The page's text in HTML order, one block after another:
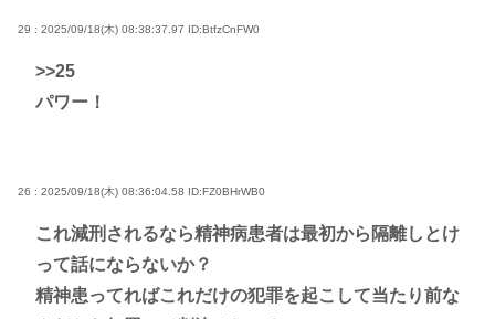
29 : 2025/09/18(木) 08:38:37.97 ID:BtfzCnFW0
>>25
パワー！
26 : 2025/09/18(木) 08:36:04.58 ID:FZ0BHrWB0
これ減刑されるなら精神病患者は最初から隔離しとけ
って話にならないか？
精神患ってればこれだけの犯罪を起こして当たり前な